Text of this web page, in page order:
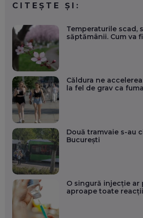
CITEȘTE ȘI:
Temperaturile scad,
săptămânii. Cum va
Căldura ne
la fel de grav ca
Două tramvaie s-au
București
O singură injecție ar
aproape toate